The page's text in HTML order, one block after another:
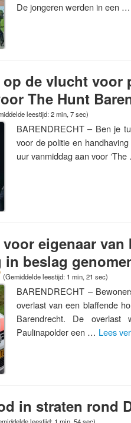
De jongeren werden in een …
de vlucht voor
The Hunt
leestijd: 2 min, 7 sec)
BARENDRECHT – Ben je
voor de politie en
uur vanmiddag aan voor
voor eigenaar
beslag
(Gemiddelde leestijd: 1 min, 21 sec)
BARENDRECHT –
overlast van een blaffende
Barendrecht. De
Paulinapolder een … Lees
in straten rond